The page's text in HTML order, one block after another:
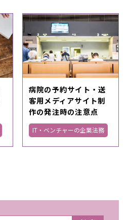
病院の予約サイト・送
客用メディアサイト制
作の発注時の注意点
IT・ベンチャーの企業法務